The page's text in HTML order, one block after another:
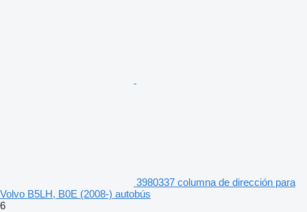
3980337 columna de dirección para
Volvo B5LH, B0E (2008-) autobús
6